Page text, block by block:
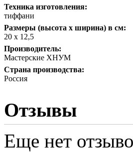
Техника изготовления:
тиффани
Размеры (высота х ширина) в см:
20 х 12,5
Производитель:
Мастерские ХНУМ
Страна производства:
Россия
Отзывы
Еще нет